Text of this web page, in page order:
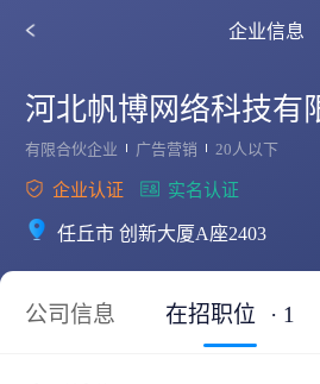
企业信息
河北帆博网络科技有
有限合伙企业 广告营销 20人以下
企业认证 实名认证
任丘市 创新大厦A座2403
公司信息 在招职位 · 1